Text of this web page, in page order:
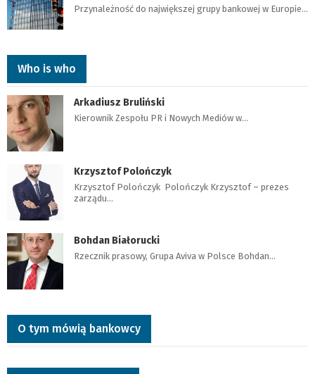
Przynależność do największej grupy bankowej w Europie…
Who is who
Arkadiusz Bruliński
Kierownik Zespołu PR i Nowych Mediów w…
Krzysztof Polończyk
Krzysztof Polończyk Polończyk Krzysztof – prezes
zarządu…
Bohdan Białorucki
Rzecznik prasowy, Grupa Aviva w Polsce Bohdan…
O tym mówią bankowcy